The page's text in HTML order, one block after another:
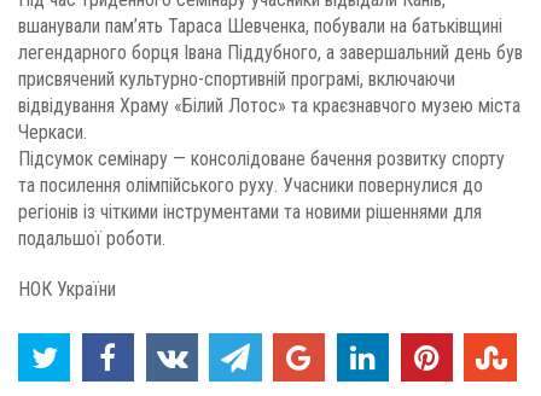
вшанували пам’ять Тараса Шевченка, побували на батьківщині
легендарного борця Івана Піддубного, а завершальний день був
присвячений культурно-спортивній програмі, включаючи
відвідування Храму «Білий Лотос» та краєзнавчого музею міста
Черкаси.
Підсумок семінару — консолідоване бачення розвитку спорту
та посилення олімпійського руху. Учасники повернулися до
регіонів із чіткими інструментами та новими рішеннями для
подальшої роботи.
НОК України